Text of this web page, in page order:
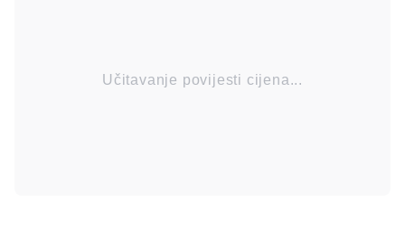
Učitavanje povijesti cijena...